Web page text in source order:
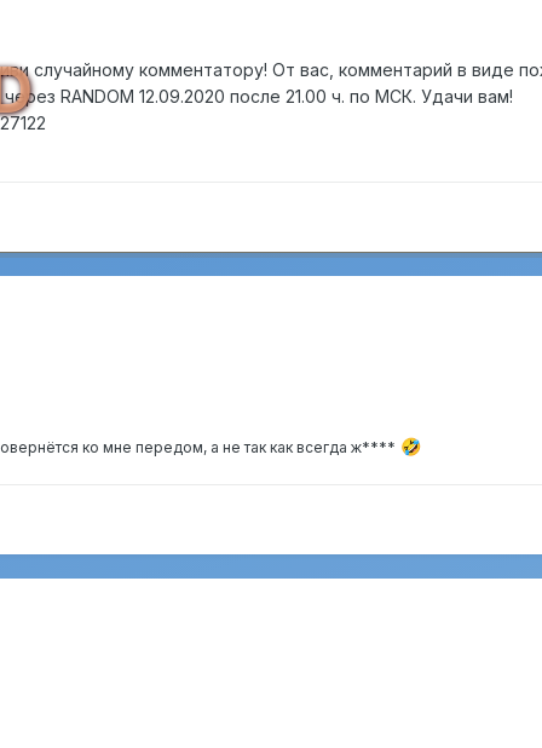
случайному комментатору! От вас, комментарий в виде
RANDOM 12.09.2020 после 21.00 ч. по МСК. Удачи вам!
ко мне передом, а не так как всегда ж**** 🤣